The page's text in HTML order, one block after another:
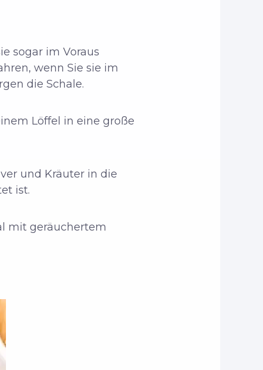
sogar im Voraus
wenn Sie sie im
die Schale.
Löffel in eine große
und Kräuter in die
ist.
mit geräuchertem